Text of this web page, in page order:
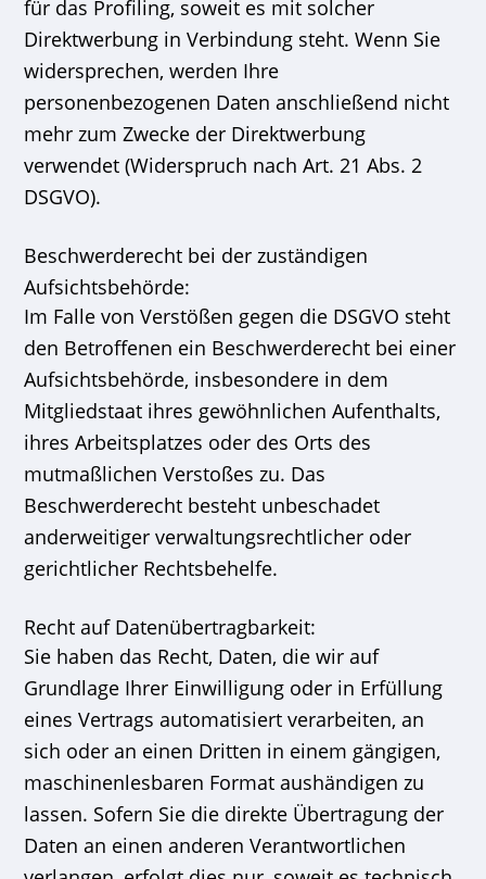
für das Profiling, soweit es mit solcher
Direktwerbung in Verbindung steht. Wenn Sie
widersprechen, werden Ihre
personenbezogenen Daten anschließend nicht
mehr zum Zwecke der Direktwerbung
verwendet (Widerspruch nach Art. 21 Abs. 2
DSGVO).
Beschwerderecht bei der zuständigen
Aufsichtsbehörde:
Im Falle von Verstößen gegen die DSGVO steht
den Betroffenen ein Beschwerderecht bei einer
Aufsichtsbehörde, insbesondere in dem
Mitgliedstaat ihres gewöhnlichen Aufenthalts,
ihres Arbeitsplatzes oder des Orts des
mutmaßlichen Verstoßes zu. Das
Beschwerderecht besteht unbeschadet
anderweitiger verwaltungsrechtlicher oder
gerichtlicher Rechtsbehelfe.
Recht auf Datenübertragbarkeit:
Sie haben das Recht, Daten, die wir auf
Grundlage Ihrer Einwilligung oder in Erfüllung
eines Vertrags automatisiert verarbeiten, an
sich oder an einen Dritten in einem gängigen,
maschinenlesbaren Format aushändigen zu
lassen. Sofern Sie die direkte Übertragung der
Daten an einen anderen Verantwortlichen